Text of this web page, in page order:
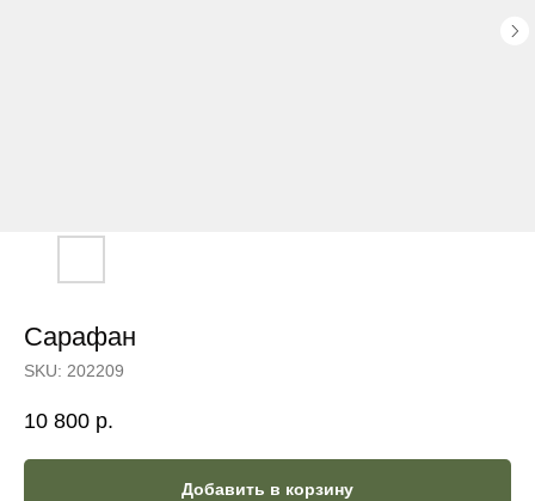
Сарафан
SKU: 202209
10 800 р.
Добавить в корзину